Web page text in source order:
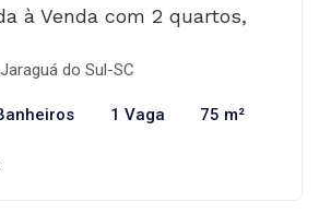
à Venda com 2 quartos,
do Sul-SC
1 Vaga 75 m²